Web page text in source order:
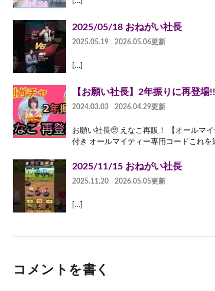
2025/05/18 おねがい社長
2025.05.19 2026.05.06更新
[…]
【お願い社長】2年振りに再登
2024.03.03 2026.04.29更新
お願い社長🥺 えなこ再販！ 【オールマ
付き オールマイティー専用コードこれを
2025/11/15 おねがい社長
2025.11.20 2026.05.05更新
[…]
コメントを書く